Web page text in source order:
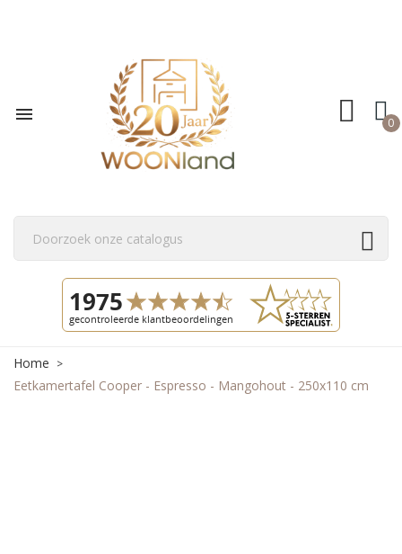
 0
Home
Eetkamertafel Cooper - Espresso - Mangohout - 250x110 cm